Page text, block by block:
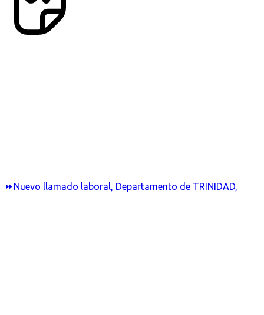
⏩Nuevo llamado laboral, Departamento de TRINIDAD,